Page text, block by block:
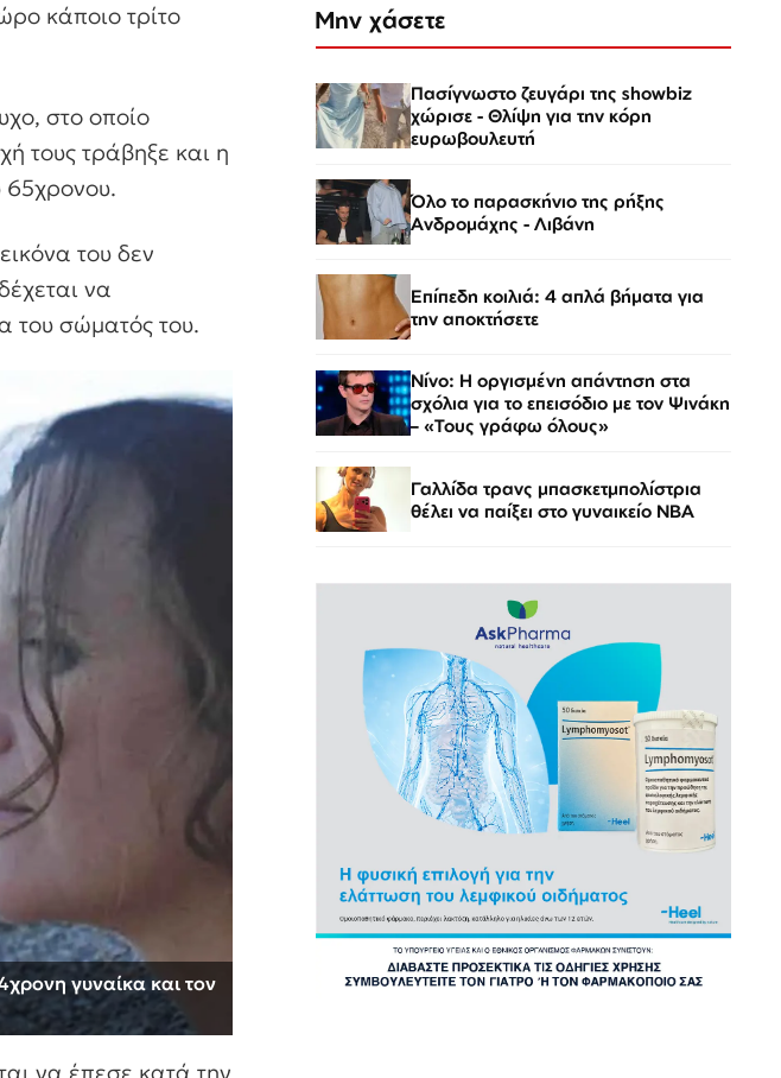
κάποιο τρίτο
στο οποίο
τους τράβηξε και η
65χρονου.
του δεν
να
του σώματός του.
γυναίκα και τον
Μην χάσετε
Πασίγνωστο ζευγάρι της showbiz
χώρισε - Θλίψη για την κόρη
ευρωβουλευτή
Όλο το παρασκήνιο της ρήξης
Ανδρομάχης - Λιβάνη
Επίπεδη κοιλιά: 4 απλά βήματα για
την αποκτήσετε
Νίνο: Η οργισμένη απάντηση στα
σχόλια για το επεισόδιο με τον Ψινάκη
– «Τους γράφω όλους»
Γαλλίδα τρανς μπασκετμπολίστρια
θέλει να παίξει στο γυναικείο ΝΒΑ